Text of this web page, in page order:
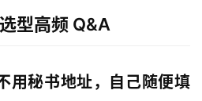
型高频 Q&A
用秘书地址，自己随便填